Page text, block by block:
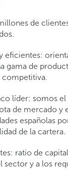
de
eficientes:
gama de
competitiva.
líder: somos
de mercado y
españolas
de la cartera.
ratio de
sector y a los